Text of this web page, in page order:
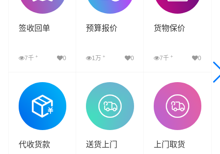
签收回单
7千 + 0
查看详细
预算报价
1万+ 0
查看详细
货物保价
7千 + 0
查看详细
代收货款 送货上门 上门取货